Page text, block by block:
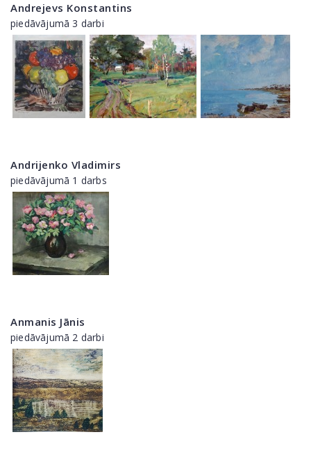
Andrejevs Konstantins
piedāvājumā 3 darbi
Andrijenko Vladimirs
piedāvājumā 1 darbs
Anmanis Jānis
piedāvājumā 2 darbi